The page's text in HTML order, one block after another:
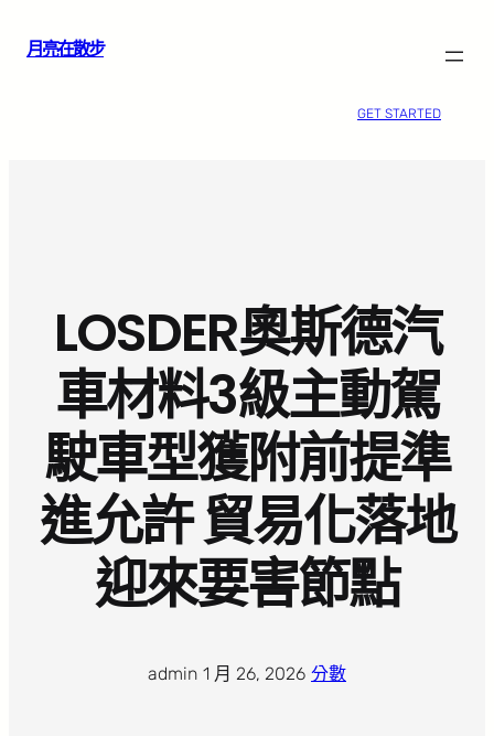
月亮在散步
GET STARTED
LOSDER奧斯德汽
車材料3級主動駕
駛車型獲附前提準
進允許 貿易化落地
迎來要害節點
admin 1 月 26, 2026 分數